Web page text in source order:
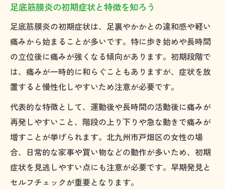
正しい歩き方で足底筋膜炎を防ぐには
足底筋膜炎対策にインソールは有効か
再発防止へ体のバランス改善をめざして
足底筋膜炎を繰り返さない体づくりの秘訣
全身バランス改善が足底筋膜炎再発防止に
重要
筋力低下予防と足底筋膜炎対策のポイント
姿勢改善による足底筋膜炎リスク低減法
足底筋膜炎再発防止に必要な生活習慣の見
直し
保険適用や治療費の疑問にもやさしく回答
足底筋膜炎の初期症状と特徴を知ろう
足底筋膜炎の初期症状は、足裏やかかとの違和感や軽い
痛みから始まることが多いです。特に歩き始めや長時間
の立位後に痛みが強くなる傾向があります。初期段階で
は、痛みが一時的に和らぐこともありますが、症状を放
置すると慢性化しやすいため注意が必要です。
代表的な特徴として、運動後や長時間の活動後に痛みが
再発しやすいこと、階段の上り下りや急な動きで痛みが
増すことが挙げられます。北九州市戸畑区の女性の場
合、日常的な家事や買い物などの動作が多いため、初期
症状を見逃しやすい点にも注意が必要です。早期発見と
セルフチェックが重要となります。